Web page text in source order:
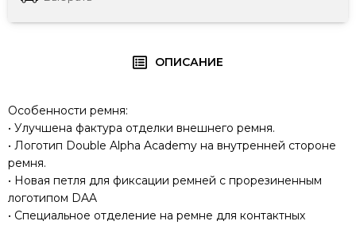
ОПИСАНИЕ
Особенности ремня:
• Улучшена фактура отделки внешнего ремня.
• Логотип Double Alpha Academy на внутренней стороне
ремня.
• Новая петля для фиксации ремней с прорезиненным
логотипом DAA
• Специальное отделение на ремне для контактных